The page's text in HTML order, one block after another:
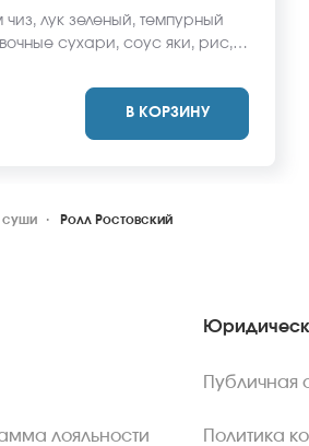
лук зеленый, темпурный
сухари, соус яки, рис,
Они не входят в стоимость
вид блюда может
фото на сайте.
В КОРЗИНУ
суши Ролл Ростовский
лояльности
Публичная
Политика